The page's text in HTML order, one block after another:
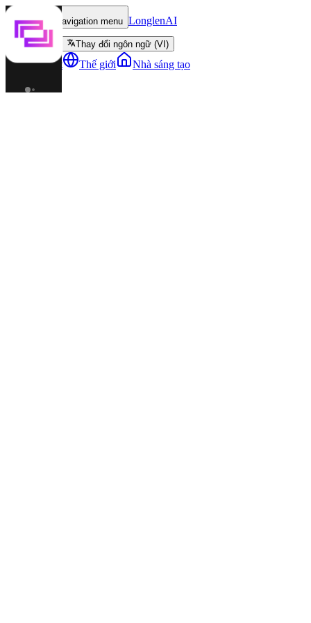
Toggle navigation menu LonglenAI
Thay đổi ngôn ngữ (VI)
Nhân vật Thế giới Nhà sáng tạo